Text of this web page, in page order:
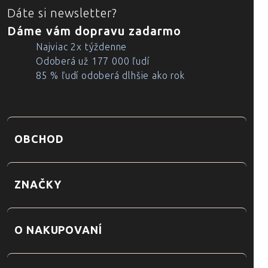
Dáte si newsletter?
Dáme vám dopravu zadarmo
Najviac 2x týždenne
Odoberá už 177 000 ľudí
85 % ľudí odoberá dlhšie ako rok
OBCHOD
ZNAČKY
O NAKUPOVANÍ